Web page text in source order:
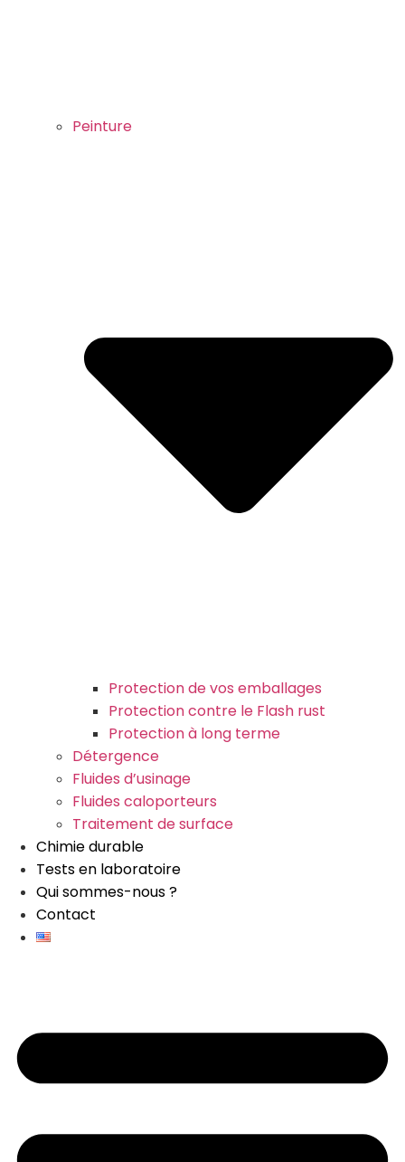
Peinture
Protection de vos emballages
Protection contre le Flash rust
Protection à long terme
Détergence
Fluides d’usinage
Fluides caloporteurs
Traitement de surface
Chimie durable
Tests en laboratoire
Qui sommes-nous ?
Contact